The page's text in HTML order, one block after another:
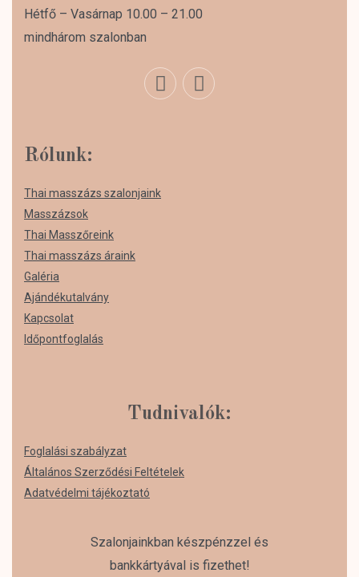
Hétfő – Vasárnap 10.00 – 21.00
mindhárom szalonban
Rólunk:
Thai masszázs szalonjaink
Masszázsok
Thai Masszőreink
Thai masszázs áraink
Galéria
Ajándékutalvány
Kapcsolat
Időpontfoglalás
Tudnivalók:
Foglalási szabályzat
Általános Szerződési Feltételek
Adatvédelmi tájékoztató
Szalonjainkban készpénzzel és
bankkártyával is fizethet!